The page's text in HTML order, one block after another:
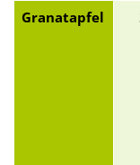
Granatapfel